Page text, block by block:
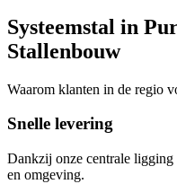
Systeemstal in
Stallenbouw
Waarom klanten in de regio
Snelle levering
Dankzij onze centrale
en omgeving.